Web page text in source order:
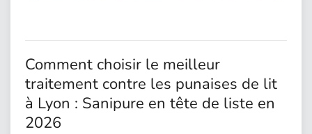
Comment choisir le meilleur
traitement contre les punaises de lit
à Lyon : Sanipure en tête de liste en
2026